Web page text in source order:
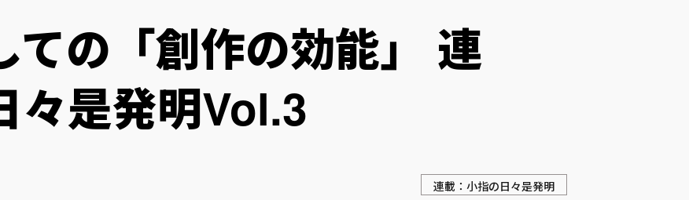
ての「創作の効能」 連
々是発明Vol.3
連載：小指の日々是発明